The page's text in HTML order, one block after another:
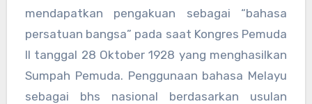
mendapatkan pengakuan sebagai “bahasa
persatuan bangsa” pada saat Kongres Pemuda
II tanggal 28 Oktober 1928 yang menghasilkan
Sumpah Pemuda. Penggunaan bahasa Melayu
sebagai bhs nasional berdasarkan usulan